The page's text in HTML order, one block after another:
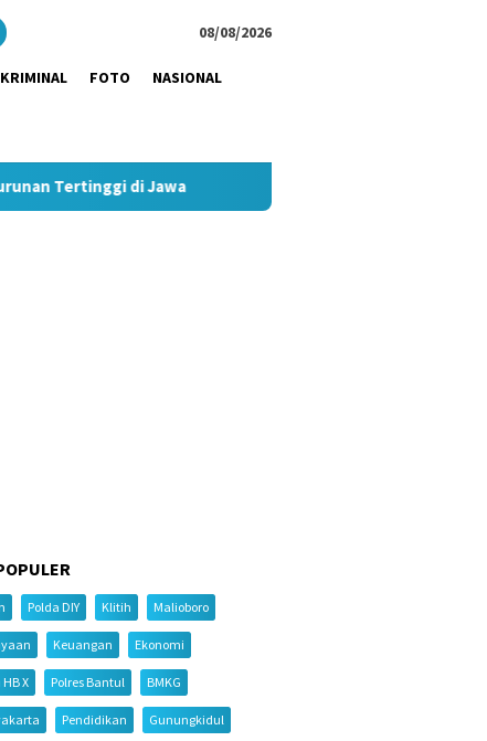
08/08/2026
KRIMINAL FOTO NASIONAL
di Jawa Pimpin Strategi Komunikasi JNE, Kurnia
Polda DIY Klitih Malioboro
Keuangan Ekonomi
X Polres Bantul BMKG
Pendidikan Gunungkidul